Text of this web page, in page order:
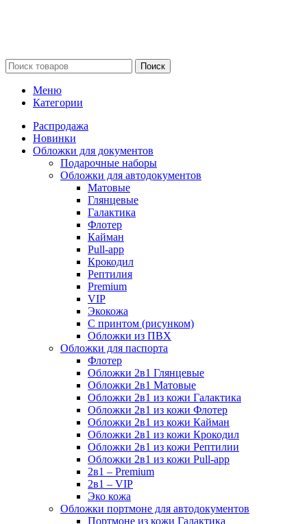
Поиск
Меню
Категории
Распродажа
Новинки
Обложки для документов
Подарочные наборы
Обложки для автодокументов
Матовые
Глянцевые
Галактика
Флотер
Кайман
Pull-app
Крокодил
Рептилия
Premium
VIP
Экокожа
С принтом (рисунком)
Обложки из ПВХ
Обложки для паспорта
Флотер
Обложки 2в1 Глянцевые
Обложки 2в1 Матовые
Обложки 2в1 из кожи Галактика
Обложки 2в1 из кожи Флотер
Обложки 2в1 из кожи Кайман
Обложки 2в1 из кожи Крокодил
Обложки 2в1 из кожи Рептилии
Обложки 2в1 из кожи Pull-app
2в1 – Premium
2в1 – VIP
Эко кожа
Обложки портмоне для автодокументов
Портмоне из кожи Галактика